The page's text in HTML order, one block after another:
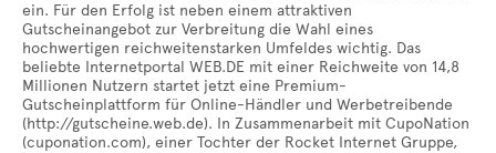
ein. Für den Erfolg ist neben einem attraktiven
Gutscheinangebot zur Verbreitung die Wahl eines
hochwertigen reichweitenstarken Umfeldes wichtig. Das
beliebte Internetportal WEB.DE mit einer Reichweite von 14,8
Millionen Nutzern startet jetzt eine Premium-
Gutscheinplattform für Online-Händler und Werbetreibende
(http://gutscheine.web.de). In Zusammenarbeit mit CupoNation
(cuponation.com), einer Tochter der Rocket Internet Gruppe,